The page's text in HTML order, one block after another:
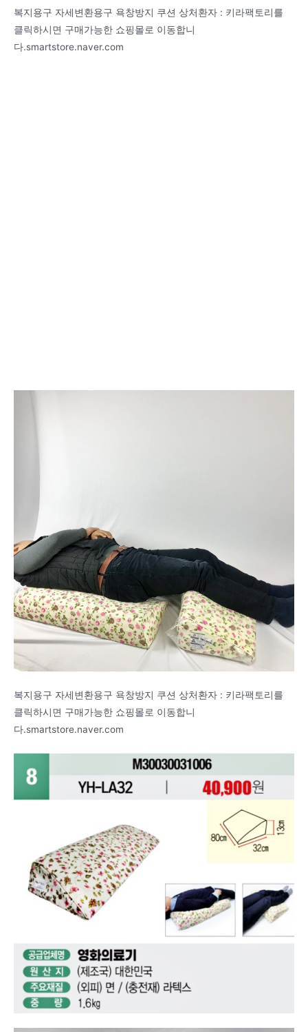
복지용구 자세변환용구 욕창방지 쿠션 상처환자 : 키라팩토리를
클릭하시면 구매가능한 쇼핑몰로 이동합니
다.smartstore.naver.com
복지용구 자세변환용구 욕창방지 쿠션 상처환자 : 키라팩토리를
클릭하시면 구매가능한 쇼핑몰로 이동합니
다.smartstore.naver.com